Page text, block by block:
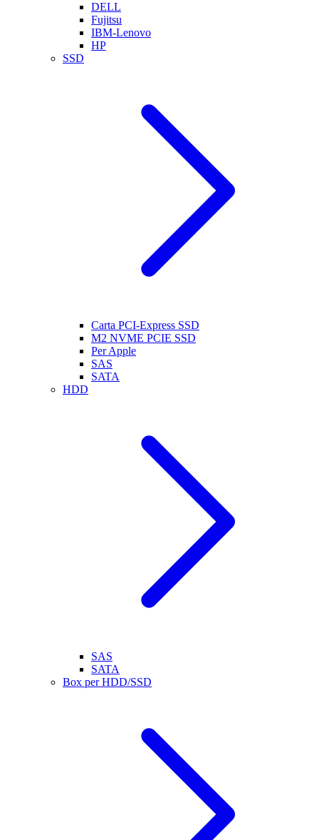
DELL
Fujitsu
IBM-Lenovo
HP
SSD
Carta PCI-Express SSD
M2 NVME PCIE SSD
Per Apple
SAS
SATA
HDD
SAS
SATA
Box per HDD/SSD